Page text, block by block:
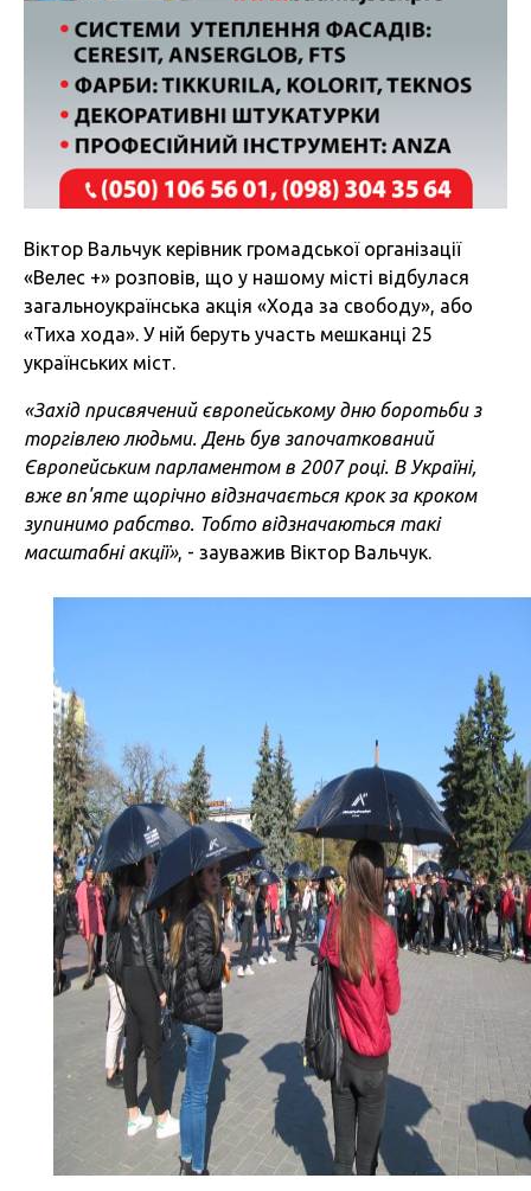
Віктор Вальчук керівник громадської організації
«Велес +» розповів, що у нашому місті відбулася
загальноукраїнська акція «Хода за свободу», або
«Тиха хода». У ній беруть участь мешканці 25
українських міст.
«Захід присвячений європейському дню боротьби з
торгівлею людьми. День був започаткований
Європейським парламентом в 2007 році. В Україні,
вже вп'яте щорічно відзначається крок за кроком
зупинимо рабство. Тобто відзначаються такі
масштабні акції», - зауважив Віктор Вальчук.